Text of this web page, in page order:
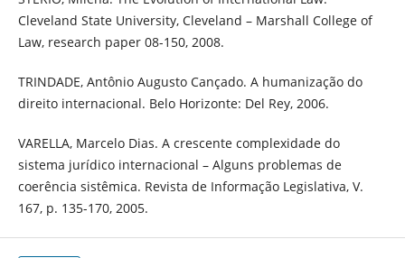
Cleveland State University, Cleveland – Marshall College of
Law, research paper 08-150, 2008.
TRINDADE, Antônio Augusto Cançado. A humanização do
direito internacional. Belo Horizonte: Del Rey, 2006.
VARELLA, Marcelo Dias. A crescente complexidade do
sistema jurídico internacional – Alguns problemas de
coerência sistêmica. Revista de Informação Legislativa, V.
167, p. 135-170, 2005.